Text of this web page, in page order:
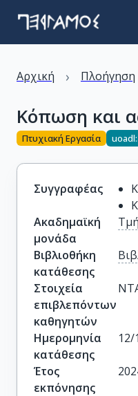
Αρχική › Πλοήγηση
Kόπωση και
Πτυχιακή Εργασία
Συγγραφέας
Ακαδημαϊκή
μονάδα
Βιβλιοθήκη
κατάθεσης
Στοιχεία
επιβλεπόντων
καθηγητών
Ημερομηνία
κατάθεσης
12/
Έτος
εκπόνησης